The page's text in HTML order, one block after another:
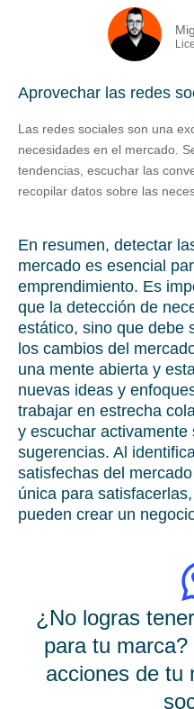
Aprovechar las redes
Las redes sociales son una
necesidades en el mercado.
tendencias, escuchar las
recopilar datos sobre las
En resumen, detectar
mercado es esencial
emprendimiento. Es
que la detección de
estático, sino que debe
los cambios del
una mente abierta y
nuevas ideas y
trabajar en estrecha
y escuchar activamente
sugerencias. Al
satisfechas del
única para
pueden crear un
¿No logras
para tu
acciones de tu